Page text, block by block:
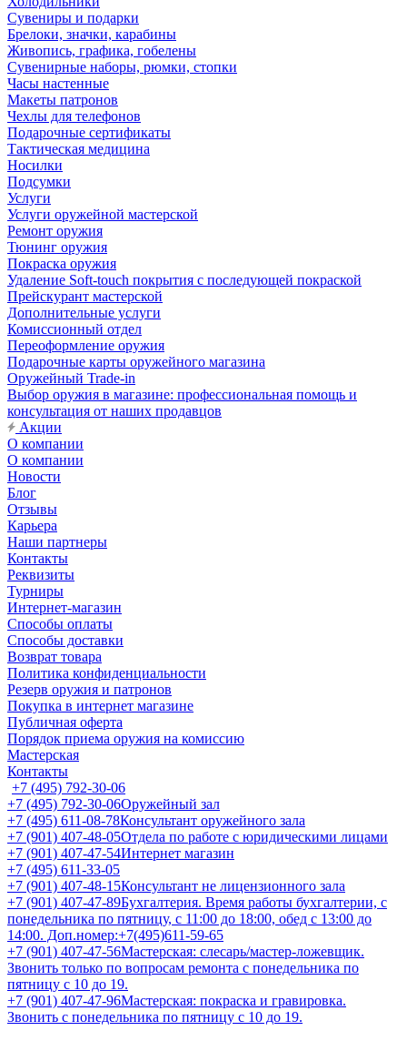
Сувениры и подарки
Брелоки, значки, карабины
Живопись, графика, гобелены
Сувенирные наборы, рюмки, стопки
Часы настенные
Макеты патронов
Чехлы для телефонов
Подарочные сертификаты
Тактическая медицина
Носилки
Подсумки
Услуги
Услуги оружейной мастерской
Ремонт оружия
Тюнинг оружия
Покраска оружия
Удаление Soft-touch покрытия с последующей покраской
Прейскурант мастерской
Дополнительные услуги
Комиссионный отдел
Переоформление оружия
Подарочные карты оружейного магазина
Оружейный Trade-in
Выбор оружия в магазине: профессиональная помощь и
консультация от наших продавцов
Акции
О компании
О компании
Новости
Блог
Отзывы
Карьера
Наши партнеры
Контакты
Реквизиты
Турниры
Интернет-магазин
Способы оплаты
Способы доставки
Возврат товара
Политика конфиденциальности
Резерв оружия и патронов
Покупка в интернет магазине
Публичная оферта
Порядок приема оружия на комиссию
Мастерская
Контакты
+7 (495) 792-30-06
+7 (495) 792-30-06Оружейный зал
+7 (495) 611-08-78Консультант оружейного зала
+7 (901) 407-48-05Отдела по работе с юридическими лицами
+7 (901) 407-47-54Интернет магазин
+7 (495) 611-33-05
+7 (901) 407-48-15Консультант не лицензионного зала
+7 (901) 407-47-89Бухгалтерия. Время работы бухгалтерии, с
понедельника по пятницу, с 11:00 до 18:00, обед с 13:00 до
14:00. Доп.номер:+7(495)611-59-65
+7 (901) 407-47-56Мастерская: слесарь/мастер-ложевщик.
Звонить только по вопросам ремонта с понедельника по
пятницу с 10 до 19.
+7 (901) 407-47-96Мастерская: покраска и гравировка.
Звонить с понедельника по пятницу с 10 до 19.